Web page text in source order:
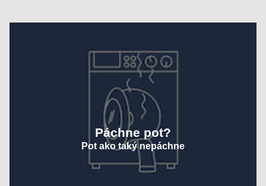
Páchne pot?
Pot ako taký nepáchne